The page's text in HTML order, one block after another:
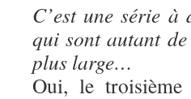
C’est une série
qui sont autant
plus large…
Oui, le